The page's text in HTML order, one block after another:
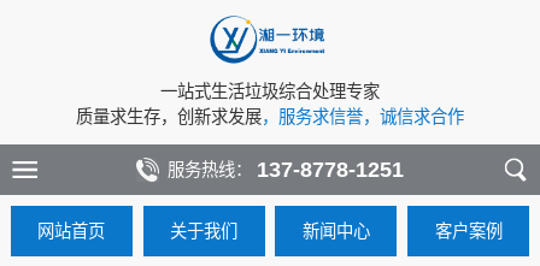
一站式生活垃圾综合处理专家
质量求生存，创新求发展，服务求信誉，诚信求合作
服务热线： 137-8778-1251
网站首页 关于我们 新闻中心 客户案例